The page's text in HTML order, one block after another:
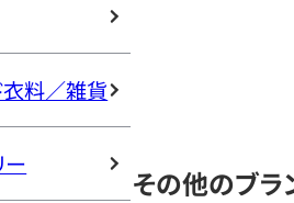
衣料／雑貨
ー その他のブラ